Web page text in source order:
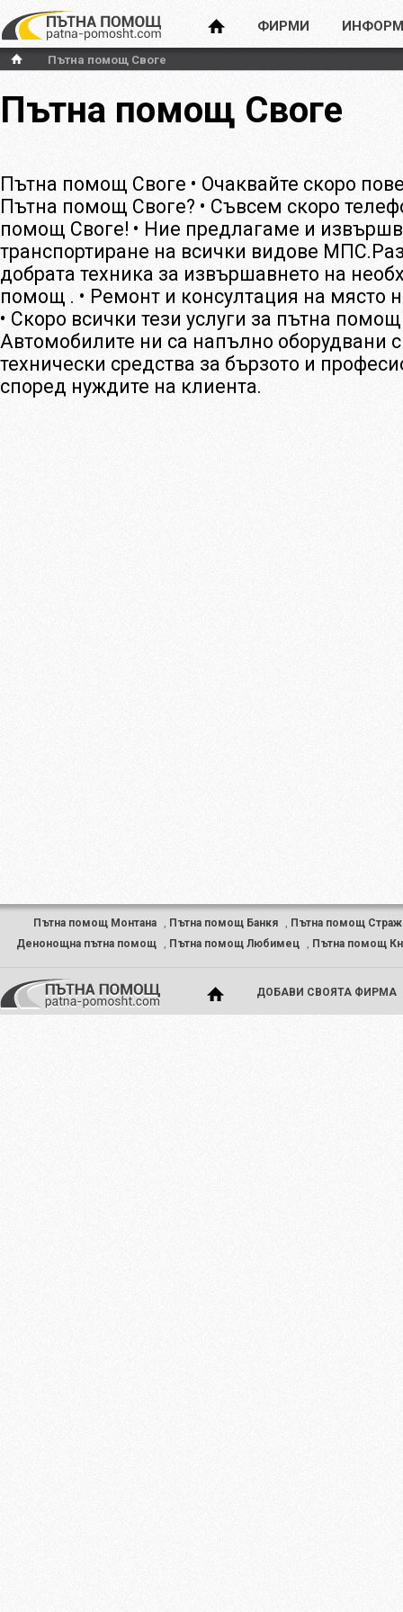
ФИРМИ
Пътна помощ Своге
Пътна помощ Своге
Пътна помощ Своге • Очаквайте скоро
Пътна помощ Своге? • Съвсем скоро
помощ Своге! • Ние предлагаме и
транспортиране на всички видове
добрата техника за извършавнето на
помощ . • Ремонт и консултация на място
• Скоро всички тези услуги за пътна
Автомобилите ни са напълно оборудвани
технически средства за бързото и
според нуждите на клиента.
Пътна помощ Монтана , Пътна помощ Банкя , Пътна помощ
Денонощна пътна помощ
, Пътна помощ Любимец , Пътна помощ
ДОБАВИ СВОЯТА ФИРМА